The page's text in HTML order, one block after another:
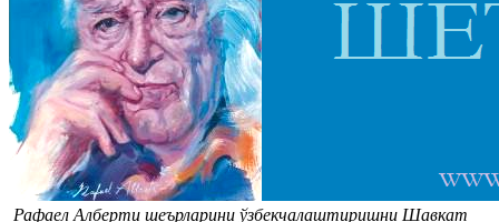
Рафаел Алберти шеърларини ўзбекчалаштиришни Шавкат